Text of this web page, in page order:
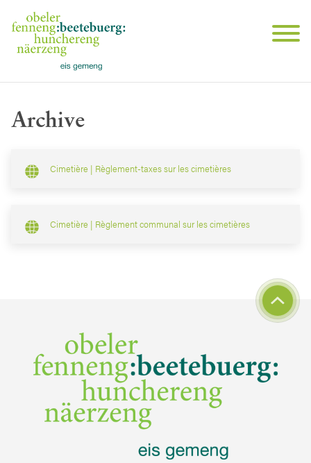
Archive
Cimetière | Règlement-taxes sur les cimetières
Cimetière | Règlement communal sur les cimetières